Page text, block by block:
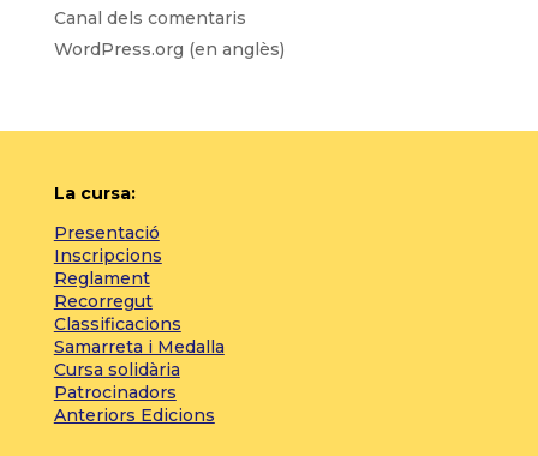
Canal dels comentaris
WordPress.org (en anglès)
La cursa:
Presentació
Inscripcions
Reglament
Recorregut
Classificacions
Samarreta i Medalla
Cursa solidària
Patrocinadors
Anteriors Edicions